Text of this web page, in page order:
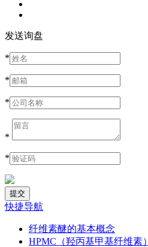
发送询盘
*
*
*
*
*
快捷导航
纤维素醚的基本概念
HPMC（羟丙基甲基纤维素）